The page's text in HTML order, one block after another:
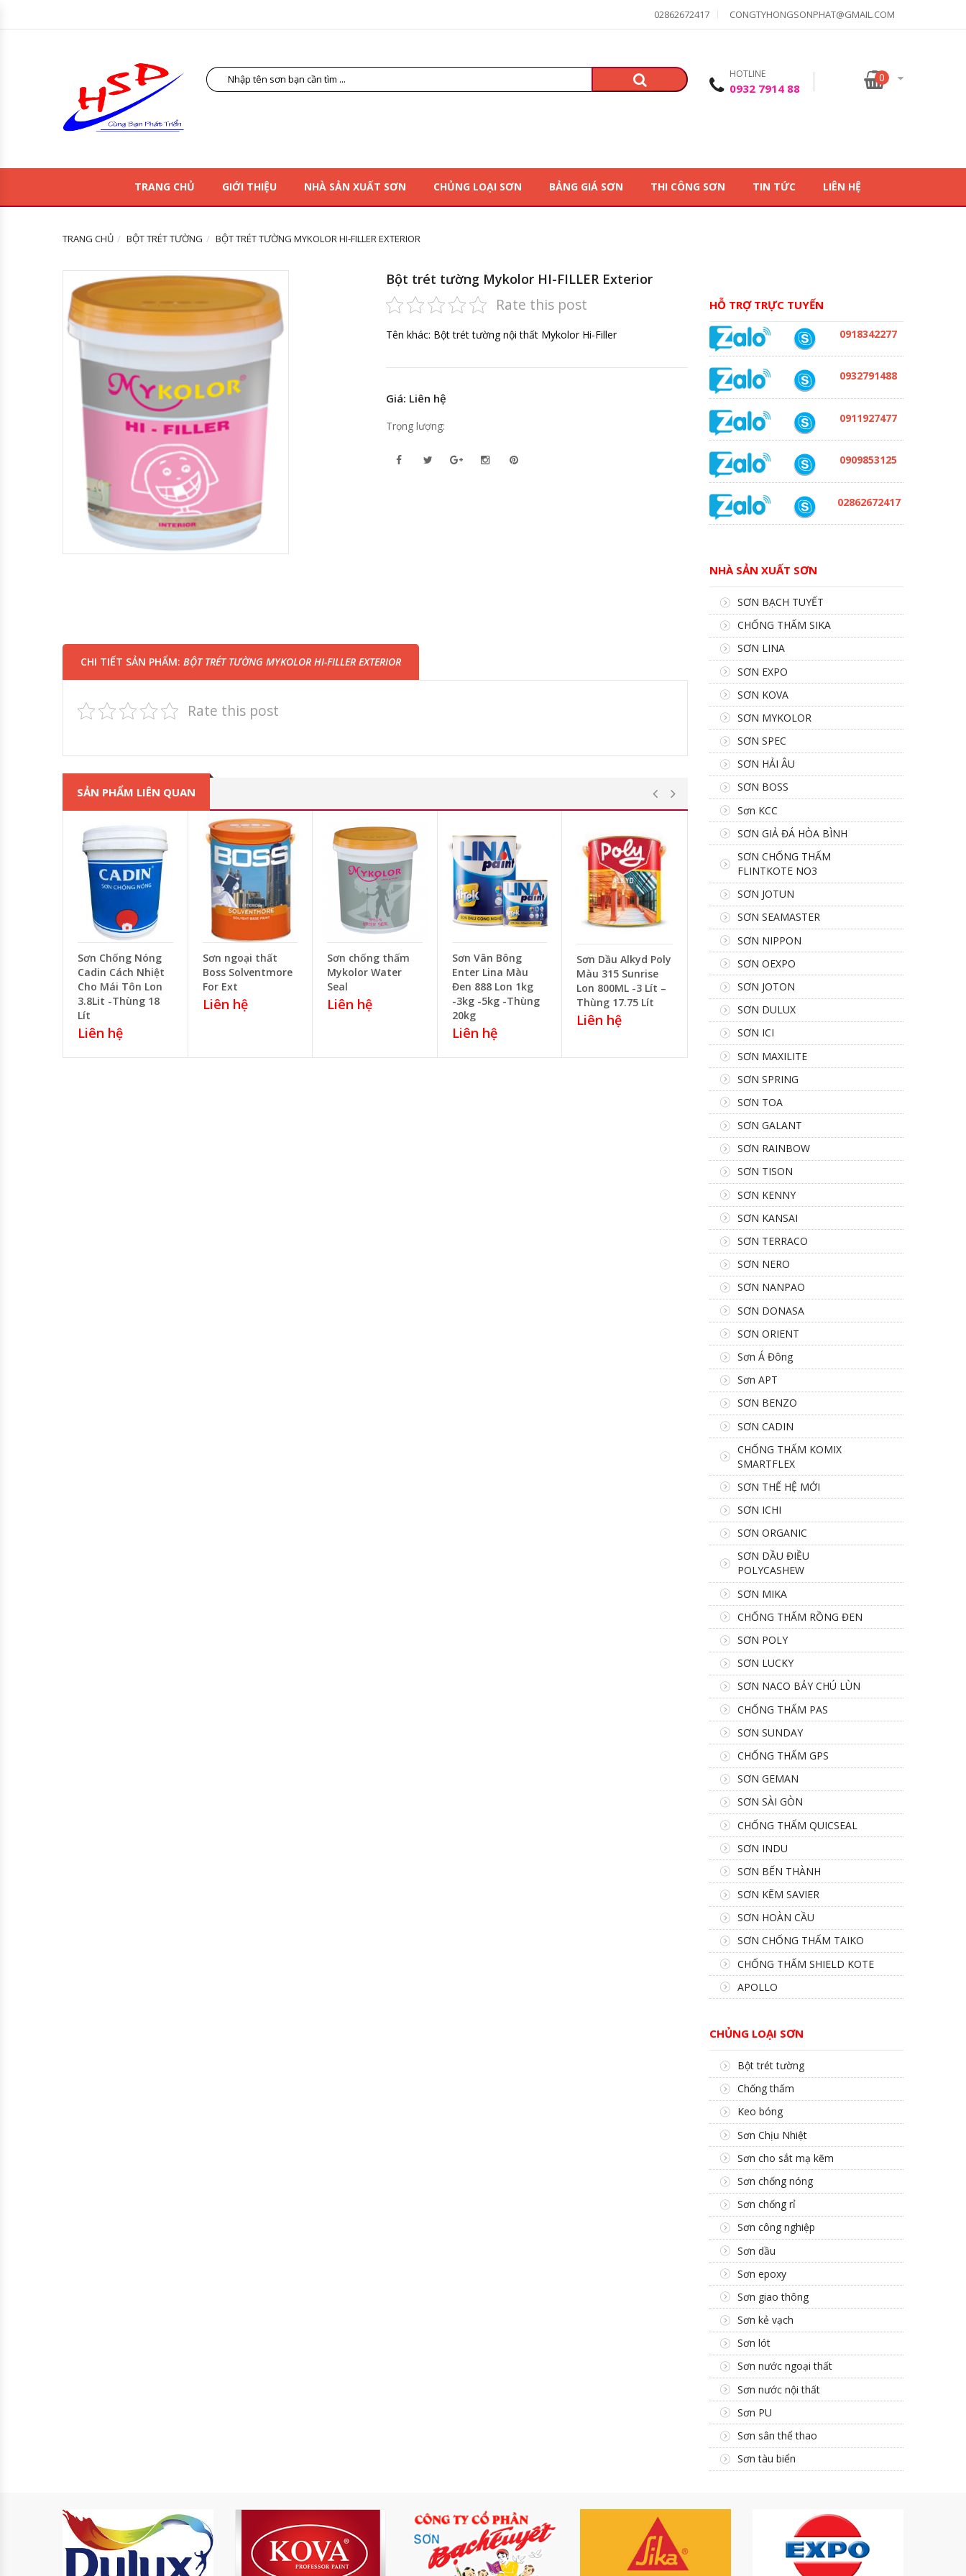
02862672417 CONGTYHONGSONPHAT@GMAIL.COM
HOTLINE
0932 7914 88
0
TRANG CHỦ GIỚI THIỆU NHÀ SẢN XUẤT SƠN CHỦNG LOẠI SƠN BẢNG GIÁ SƠN THI CÔNG SƠN TIN TỨC LIÊN HỆ
TRANG CHỦ BỘT TRÉT TƯỜNG BỘT TRÉT TƯỜNG MYKOLOR HI-FILLER EXTERIOR
Bột trét tường Mykolor HI-FILLER Exterior
Rate this post
Tên khác: Bột trét tường nội thất Mykolor Hi-Filler
Giá: Liên hệ
Trọng lượng:
CHI TIẾT SẢN PHẨM: BỘT TRÉT TƯỜNG MYKOLOR HI-FILLER EXTERIOR
Rate this post
SẢN PHẨM LIÊN QUAN
Sơn Chống Nóng
Cadin Cách Nhiệt
Cho Mái Tôn Lon
3.8Lit -Thùng 18
Lít
Liên hệ
Sơn ngoại thất
Boss Solventmore
For Ext
Liên hệ
Sơn chống thấm
Mykolor Water
Seal
Liên hệ
Sơn Vân Bông
Enter Lina Màu
Đen 888 Lon 1kg
-3kg -5kg -Thùng
20kg
Liên hệ
Sơn Dầu Alkyd Poly
Màu 315 Sunrise
Lon 800ML -3 Lít –
Thùng 17.75 Lít
Liên hệ
HỖ TRỢ TRỰC TUYẾN
0918342277
0932791488
0911927477
0909853125
02862672417
NHÀ SẢN XUẤT SƠN
SƠN BẠCH TUYẾT
CHỐNG THẤM SIKA
SƠN LINA
SƠN EXPO
SƠN KOVA
SƠN MYKOLOR
SƠN SPEC
SƠN HẢI ÂU
SƠN BOSS
Sơn KCC
SƠN GIẢ ĐÁ HÒA BÌNH
SƠN CHỐNG THẤM
FLINTKOTE NO3
SƠN JOTUN
SƠN SEAMASTER
SƠN NIPPON
SƠN OEXPO
SƠN JOTON
SƠN DULUX
SƠN ICI
SƠN MAXILITE
SƠN SPRING
SƠN TOA
SƠN GALANT
SƠN RAINBOW
SƠN TISON
SƠN KENNY
SƠN KANSAI
SƠN TERRACO
SƠN NERO
SƠN NANPAO
SƠN DONASA
SƠN ORIENT
Sơn Á Đông
Sơn APT
SƠN BENZO
SƠN CADIN
CHỐNG THẤM KOMIX
SMARTFLEX
SƠN THẾ HỆ MỚI
SƠN ICHI
SƠN ORGANIC
SƠN DẦU ĐIỀU
POLYCASHEW
SƠN MIKA
CHỐNG THẤM RỒNG ĐEN
SƠN POLY
SƠN LUCKY
SƠN NACO BẢY CHÚ LÙN
CHỐNG THẤM PAS
SƠN SUNDAY
CHỐNG THẤM GPS
SƠN GEMAN
SƠN SÀI GÒN
CHỐNG THẤM QUICSEAL
SƠN INDU
SƠN BẾN THÀNH
SƠN KẼM SAVIER
SƠN HOÀN CẦU
SƠN CHỐNG THẤM TAIKO
CHỐNG THẤM SHIELD KOTE
APOLLO
CHỦNG LOẠI SƠN
Bột trét tường
Chống thấm
Keo bóng
Sơn Chịu Nhiệt
Sơn cho sắt mạ kẽm
Sơn chống nóng
Sơn chống rỉ
Sơn công nghiệp
Sơn dầu
Sơn epoxy
Sơn giao thông
Sơn kẻ vạch
Sơn lót
Sơn nước ngoại thất
Sơn nước nội thất
Sơn PU
Sơn sân thể thao
Sơn tàu biển